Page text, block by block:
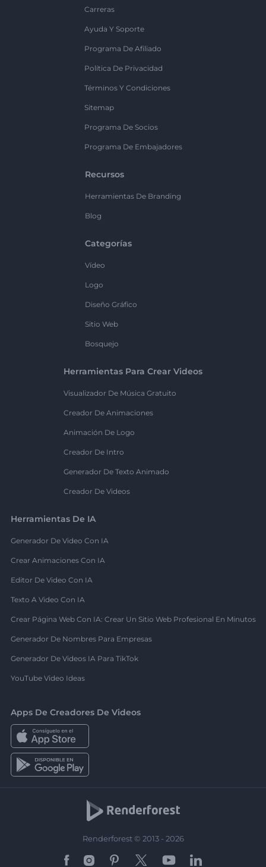
Carreras
Ayuda Y Soporte
Programa De Afiliado
Política De Privacidad
Términos Y Condiciones
Sitemap
Programa De Socios
Programa De Embajadores
Recursos
Herramientas De Branding
Blog
Categorías
Vídeo
Logo
Diseño Gráfico
Sitio Web
Bosquejo
Herramientas Para Crear Videos
Visualizador De Música Gratuito
Creador De Animaciones
Animación De Logo
Creador De Intro
Generador De Texto Animado
Creador De Videos
Herramientas De IA
Generador De Video Con IA
Crear Animaciones Con IA
Editor De Video Con IA
Texto A Video Con IA
Crear Página Web Con IA: Crear Un Sitio Web Profesional En Minutos
Generador De Nombres Para Empresas
Generador De Videos IA Para TikTok
YouTube Video Ideas
Apps De Creadores De Videos
Renderforest © 2013 - 2026